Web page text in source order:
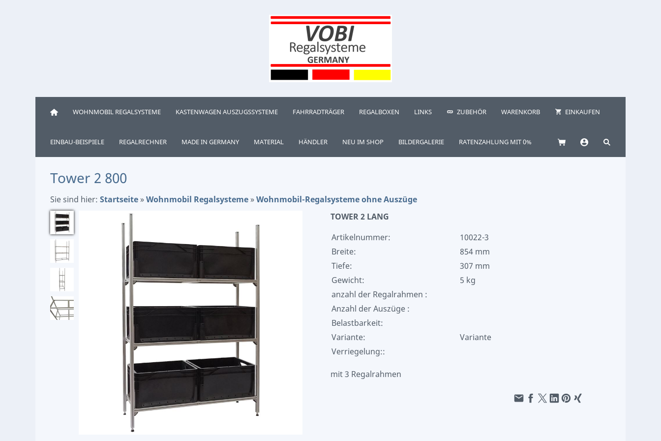
WOHNMOBIL REGALSYSTEME KASTENWAGEN AUSZUGSSYSTEME FAHRRADTRÄGER REGALBOXEN LINKS ZUBEHÖR WARENKORB EINKAUFEN
EINBAU-BEISPIELE REGALRECHNER MADE IN GERMANY MATERIAL HÄNDLER NEU IM SHOP BILDERGALERIE RATENZAHLUNG MIT 0%
Tower 2 800
Sie sind hier: Startseite »Wohnmobil Regalsysteme »Wohnmobil-Regalsysteme ohne Auszüge
TOWER 2 LANG
Artikelnummer:
10022-3
Breite:
854 mm
Tiefe:
307 mm
Gewicht:
5 kg
anzahl der Regalrahmen :
Anzahl der Auszüge :
Belastbarkeit:
Variante:
Variante
Verriegelung::
mit 3 Regalrahmen